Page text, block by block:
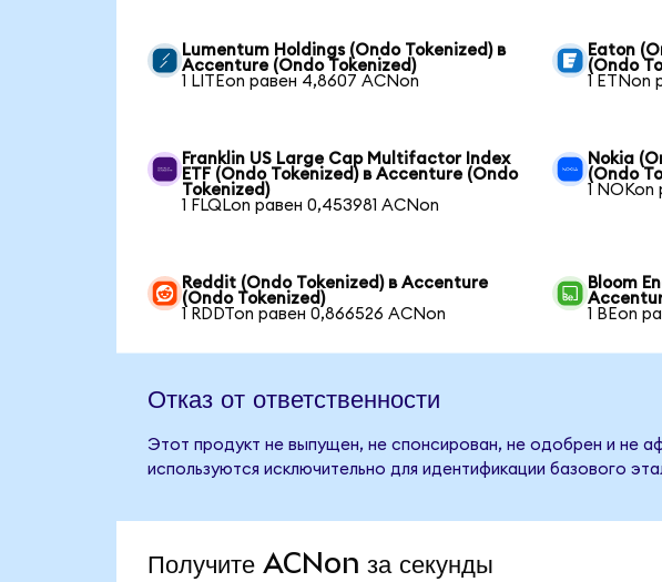
Lumentum Holdings (Ondo Tokenized) в
Accenture (Ondo Tokenized)
1 LITEon равен 4,8607 ACNon
Eaton
(Ondo
1 ETNon
Franklin US Large Cap Multifactor Index
ETF (Ondo Tokenized) в Accenture (Ondo
Tokenized)
1 FLQLon равен 0,453981 ACNon
Nokia
(Ondo
1 NOKon
Reddit (Ondo Tokenized) в Accenture
(Ondo Tokenized)
1 RDDTon равен 0,866526 ACNon
Bloom
1 BEon
Отказ от ответственности
Этот продукт не выпущен, не спонсирован, не одобрен и не
используются исключительно для идентификации базового
Получите ACNon за секунды